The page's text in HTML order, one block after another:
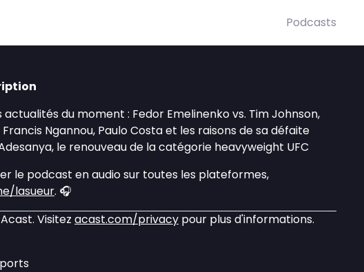
Podcasts
actualités du moment : Fedor Emelinenko vs. Tim Johnson,
Ngannou, Paulo Costa et les raisons de sa défaite
le renouveau de la catégorie heavyweight UFC
le podcast en audio sur toutes les plateformes,
lasueur. 🎧
Visitez acast.com/privacy pour plus d'informations.